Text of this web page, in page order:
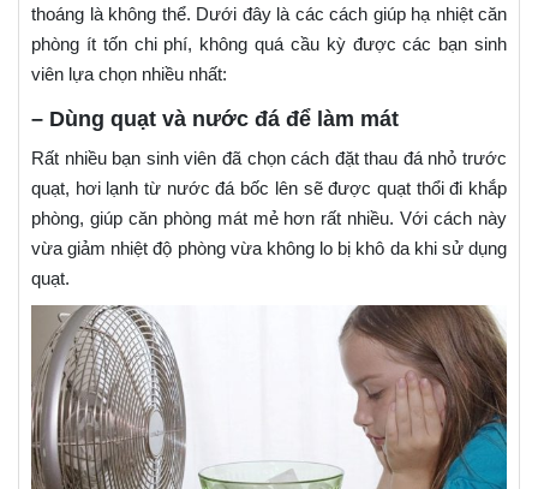
thoáng là không thể. Dưới đây là các cách giúp hạ nhiệt căn
phòng ít tốn chi phí, không quá cầu kỳ được các bạn sinh
viên lựa chọn nhiều nhất:
– Dùng quạt và nước đá để làm mát
Rất nhiều bạn sinh viên đã chọn cách đặt thau đá nhỏ trước
quạt, hơi lạnh từ nước đá bốc lên sẽ được quạt thổi đi khắp
phòng, giúp căn phòng mát mẻ hơn rất nhiều. Với cách này
vừa giảm nhiệt độ phòng vừa không lo bị khô da khi sử dụng
quạt.